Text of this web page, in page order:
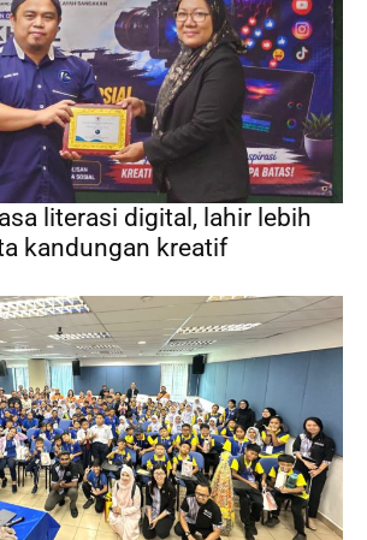
literasi digital, lahir lebih
kandungan kreatif